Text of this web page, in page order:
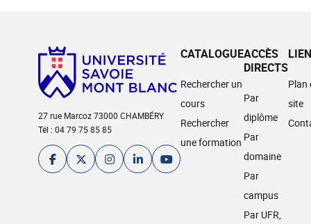
27 rue Marcoz 73000 CHAMBÉRY
Tél : 04 79 75 85 85
CATALOGUE
Rechercher un
cours
Rechercher
une formation
ACCÈS
DIRECTS
Par
diplôme
Par
domaine
Par
campus
Par UFR,
Plan
site